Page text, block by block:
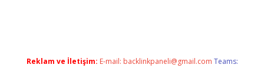
Reklam ve İletişim: E-mail: backlinkpaneli@gmail.com Teams: